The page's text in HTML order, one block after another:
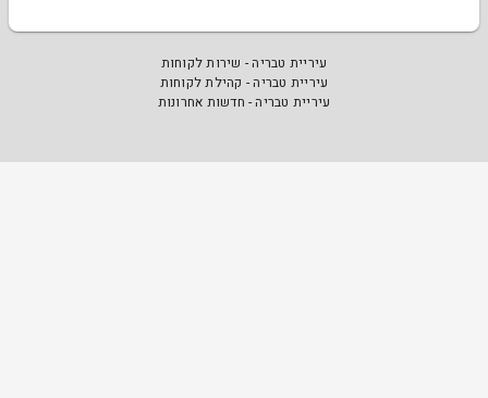
עיריית טבריה - שירות לקוחות
עיריית טבריה - קהילת לקוחות
עיריית טבריה - חדשות אחרונות